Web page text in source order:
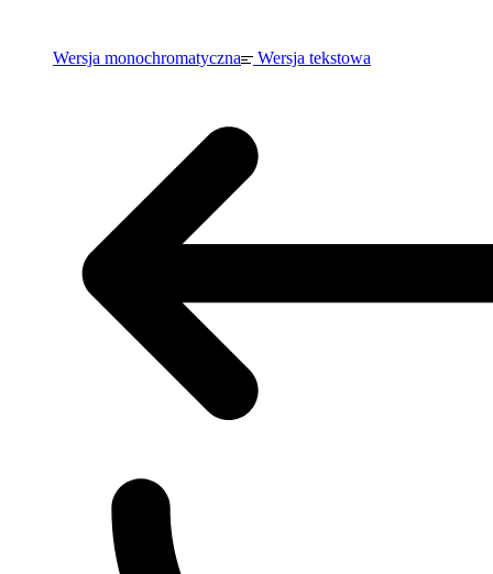
Wersja monochromatyczna Wersja tekstowa